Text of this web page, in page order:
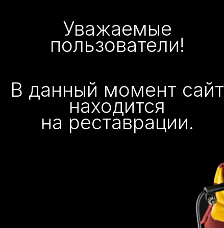
Уважаемые
пользователи!
В данный момент сайт
находится
на реставрации.